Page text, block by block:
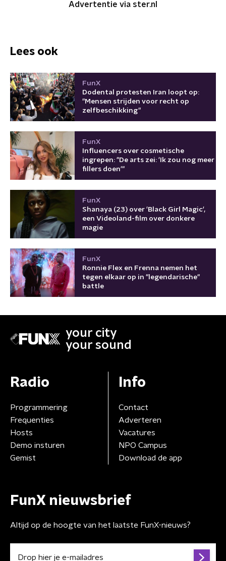
Advertentie via ster.nl
Lees ook
FunX
Dodental protesten Iran loopt op:
"Mensen strijden voor recht op
zelfbeschikking"
FunX
Influencers over cosmetische
ingrepen: "De arts zei: 'Ik zou nog meer
fillers doen'"
FunX
Shanaya (23) over 'Black Girl Magic',
een Videoland-film over donkere
magie
FunX
Ronnie Flex en Frenna nemen het
tegen elkaar op in "legendarische"
battle
your city
your sound
Radio
Programmering
Frequenties
Hosts
Demo insturen
Gemist
Info
Contact
Adverteren
Vacatures
NPO Campus
Download de app
FunX nieuwsbrief
Altijd op de hoogte van het laatste FunX-nieuws?